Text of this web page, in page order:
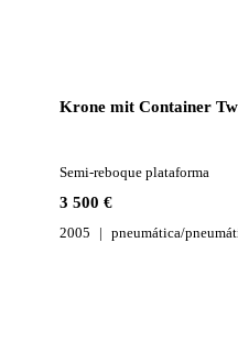
Krone mit Container
3 500 €
Semi-reboque plataforma
2005 pneumática/